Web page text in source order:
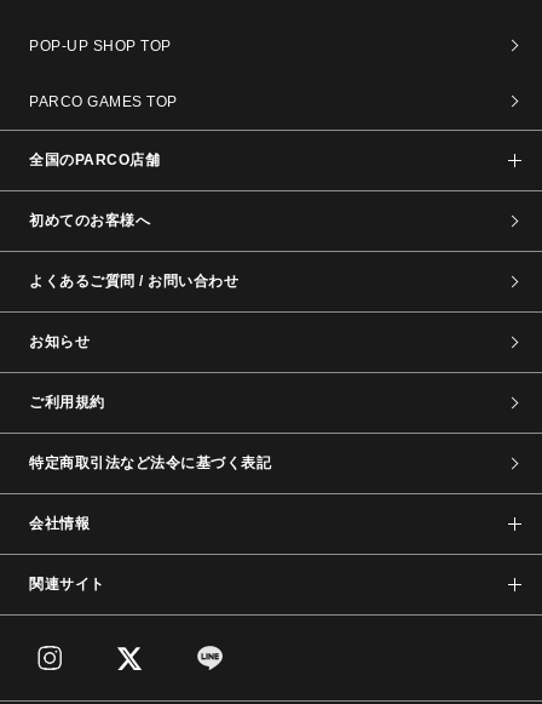
POP-UP SHOP TOP
PARCO GAMES TOP
全国のPARCO店舗
初めてのお客様へ
よくあるご質問 / お問い合わせ
お知らせ
ご利用規約
特定商取引法など法令に基づく表記
会社情報
関連サイト